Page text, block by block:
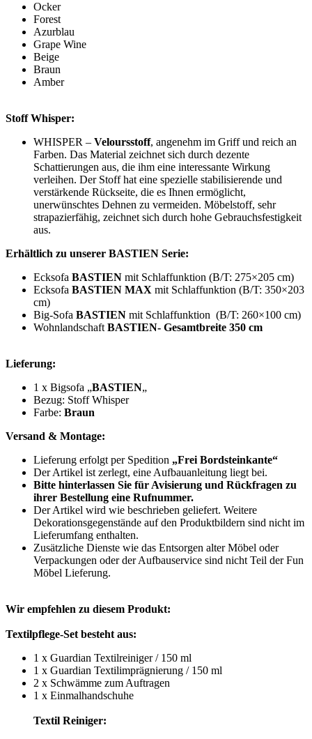
Ocker
Forest
Azurblau
Grape Wine
Beige
Braun
Amber
Stoff Whisper:
WHISPER – Veloursstoff, angenehm im Griff und reich an
Farben. Das Material zeichnet sich durch dezente
Schattierungen aus, die ihm eine interessante Wirkung
verleihen. Der Stoff hat eine spezielle stabilisierende und
verstärkende Rückseite, die es Ihnen ermöglicht,
unerwünschtes Dehnen zu vermeiden. Möbelstoff, sehr
strapazierfähig, zeichnet sich durch hohe Gebrauchsfestigkeit
aus.
Erhältlich zu unserer BASTIEN Serie:
Ecksofa BASTIEN mit Schlaffunktion (B/T: 275×205 cm)
Ecksofa BASTIEN MAX mit Schlaffunktion (B/T: 350×203
cm)
Big-Sofa BASTIEN mit Schlaffunktion (B/T: 260×100 cm)
Wohnlandschaft BASTIEN- Gesamtbreite 350 cm
Lieferung:
1 x Bigsofa „BASTIEN„
Bezug: Stoff Whisper
Farbe: Braun
Versand & Montage:
Lieferung erfolgt per Spedition „Frei Bordsteinkante“
Der Artikel ist zerlegt, eine Aufbauanleitung liegt bei.
Bitte hinterlassen Sie für Avisierung und Rückfragen zu
ihrer Bestellung eine Rufnummer.
Der Artikel wird wie beschrieben geliefert. Weitere
Dekorationsgegenstände auf den Produktbildern sind nicht im
Lieferumfang enthalten.
Zusätzliche Dienste wie das Entsorgen alter Möbel oder
Verpackungen oder der Aufbauservice sind nicht Teil der Fun
Möbel Lieferung.
Wir empfehlen zu diesem Produkt:
Textilpflege-Set besteht aus:
1 x Guardian Textilreiniger / 150 ml
1 x Guardian Textilimprägnierung / 150 ml
2 x Schwämme zum Auftragen
1 x Einmalhandschuhe
Textil Reiniger: